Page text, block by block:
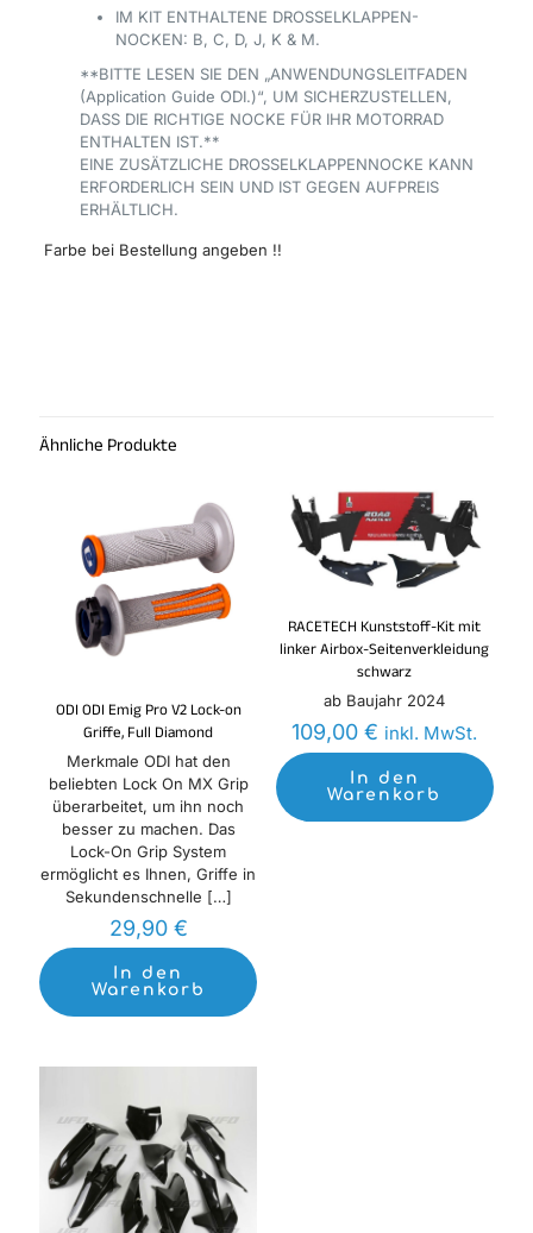
IM KIT ENTHALTENE DROSSELKLAPPEN-
NOCKEN: B, C, D, J, K & M.
**BITTE LESEN SIE DEN „ANWENDUNGSLEITFADEN
(Application Guide ODI.)“, UM SICHERZUSTELLEN,
DASS DIE RICHTIGE NOCKE FÜR IHR MOTORRAD
ENTHALTEN IST.**
EINE ZUSÄTZLICHE DROSSELKLAPPENNOCKE KANN
ERFORDERLICH SEIN UND IST GEGEN AUFPREIS
ERHÄLTLICH.
Farbe bei Bestellung angeben !!
Ähnliche Produkte
ODI ODI Emig Pro V2 Lock-on
Griffe, Full Diamond
Merkmale ODI hat den
beliebten Lock On MX Grip
überarbeitet, um ihn noch
besser zu machen. Das
Lock-On Grip System
ermöglicht es Ihnen, Griffe in
Sekundenschnelle […]
29,90 €
In den
Warenkorb
RACETECH Kunststoff-Kit mit
linker Airbox-Seitenverkleidung
schwarz
ab Baujahr 2024
109,00€ inkl. MwSt.
In den
Warenkorb